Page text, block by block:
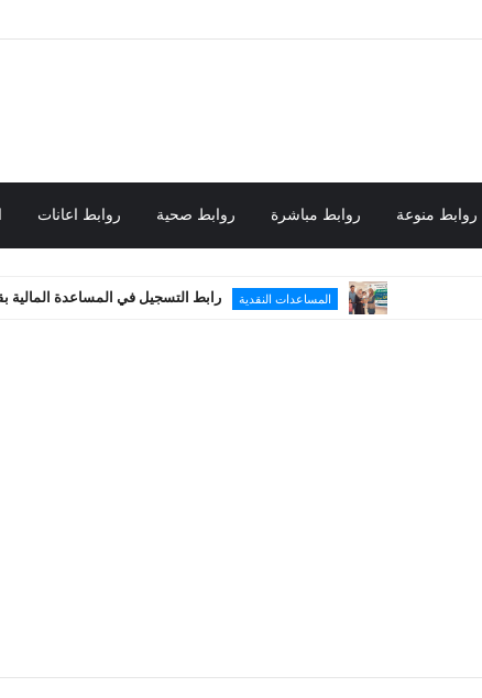
روابط منوعة روابط مباشرة روابط صحية روابط اعانات
المساعدات النقدية رابط التسجيل في المساعدة المالية بقيمة 1250 شيكل